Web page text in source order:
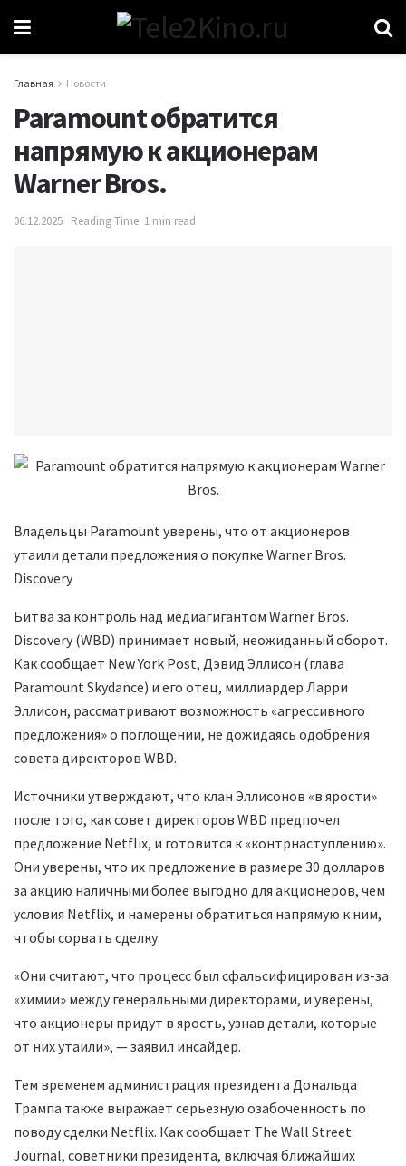
Главная Новости
Paramount обратится
напрямую к акционерам
Warner Bros.
06.12.2025 Reading Time: 1 min read
Владельцы Paramount уверены, что от акционеров
утаили детали предложения о покупке Warner Bros.
Discovery
Битва за контроль над медиагигантом Warner Bros.
Discovery (WBD) принимает новый, неожиданный оборот.
Как сообщает New York Post, Дэвид Эллисон (глава
Paramount Skydance) и его отец, миллиардер Ларри
Эллисон, рассматривают возможность «агрессивного
предложения» о поглощении, не дожидаясь одобрения
совета директоров WBD.
Источники утверждают, что клан Эллисонов «в ярости»
после того, как совет директоров WBD предпочел
предложение Netflix, и готовится к «контрнаступлению».
Они уверены, что их предложение в размере 30 долларов
за акцию наличными более выгодно для акционеров, чем
условия Netflix, и намерены обратиться напрямую к ним,
чтобы сорвать сделку.
«Они считают, что процесс был сфальсифицирован из-за
«химии» между генеральными директорами, и уверены,
что акционеры придут в ярость, узнав детали, которые
от них утаили», — заявил инсайдер.
Тем временем администрация президента Дональда
Трампа также выражает серьезную озабоченность по
поводу сделки Netflix. Как сообщает The Wall Street
Journal, советники президента, включая ближайших